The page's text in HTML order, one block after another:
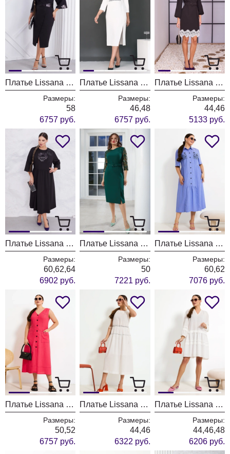
Платье Lissana 4983
Размеры:
58
6757 руб.
Платье Lissana 4954
Размеры:
46,48
6757 руб.
Платье Lissana 4850
Размеры:
44,46
5133 руб.
Платье Lissana 4829
Размеры:
60,62,64
6902 руб.
Платье Lissana 4971
Размеры:
50
7221 руб.
Платье Lissana 4933
Размеры:
60,62
7076 руб.
Платье Lissana 4931
Размеры:
50,52
6757 руб.
Платье Lissana 4918
Размеры:
44,46
6322 руб.
Платье Lissana 4920
Размеры:
44,46,48
6206 руб.